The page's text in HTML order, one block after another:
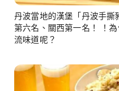
丹波當地的漢堡「丹波手
第六名、關西第一名！ ！
流味道呢？